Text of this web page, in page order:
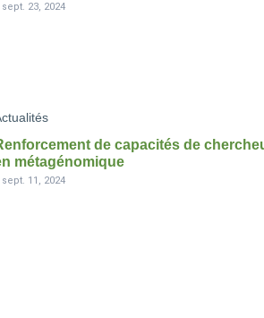
sept. 23, 2024
de capacités de
métagénomique
sept. 11, 2024